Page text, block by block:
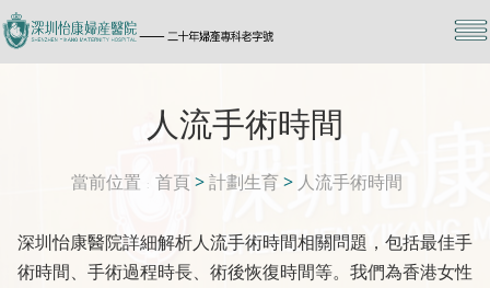
人流手術時間
當前位置 首頁 >計劃生育> 人流手術時間
深圳怡康醫院詳細解析人流手術時間相關問題，包括最佳手
術時間、手術過程時長、術後恢復時間等。我們為香港女性